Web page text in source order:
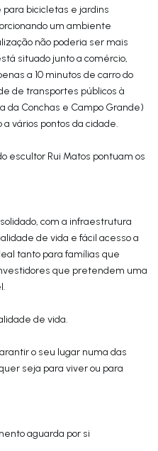
bicicletas e jardins
um ambiente
não poderia ser mais
situado junto a comércio,
a 10 minutos de carro do
de transportes públicos à
da Conchas e Campo Grande)
vários pontos da cidade.
escultor Rui Matos pontuam os
com a infraestrutura
de vida e fácil acesso a
tanto para famílias que
que pretendem uma
de vida.
o seu lugar numa das
seja para viver ou para
aguarda por si